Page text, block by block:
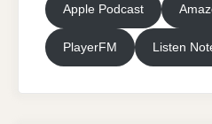
Apple Podcast
PlayerFM Listen